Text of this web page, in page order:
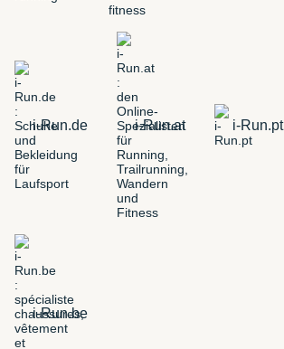
i-Run.de i-Run.at i-Run.pt
i-Run.be